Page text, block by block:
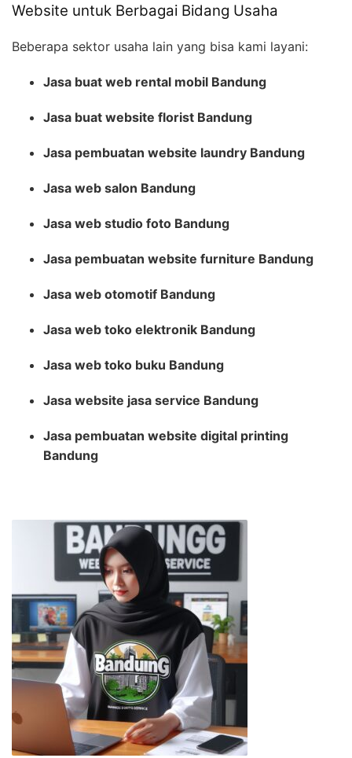
Website untuk Berbagai Bidang Usaha
Beberapa sektor usaha lain yang bisa kami layani:
Jasa buat web rental mobil Bandung
Jasa buat website florist Bandung
Jasa pembuatan website laundry Bandung
Jasa web salon Bandung
Jasa web studio foto Bandung
Jasa pembuatan website furniture Bandung
Jasa web otomotif Bandung
Jasa web toko elektronik Bandung
Jasa web toko buku Bandung
Jasa website jasa service Bandung
Jasa pembuatan website digital printing
Bandung